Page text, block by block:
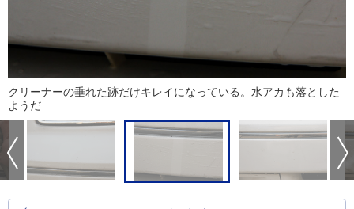
クリーナーの垂れた跡だけキレイになっている。水アカも落とした
ようだ